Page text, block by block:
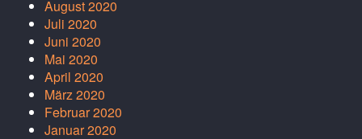
August 2020
Juli 2020
Juni 2020
Mai 2020
April 2020
März 2020
Februar 2020
Januar 2020